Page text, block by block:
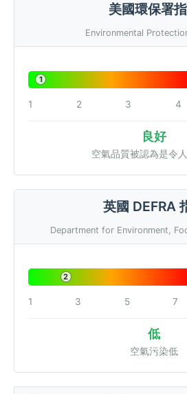
美國環保署
Environmental
1
1 2 3 4
良好
空氣品質被認為是令
英國 DEFRA
Department for Environment,
2
1 3 5 7
低
空氣污染低